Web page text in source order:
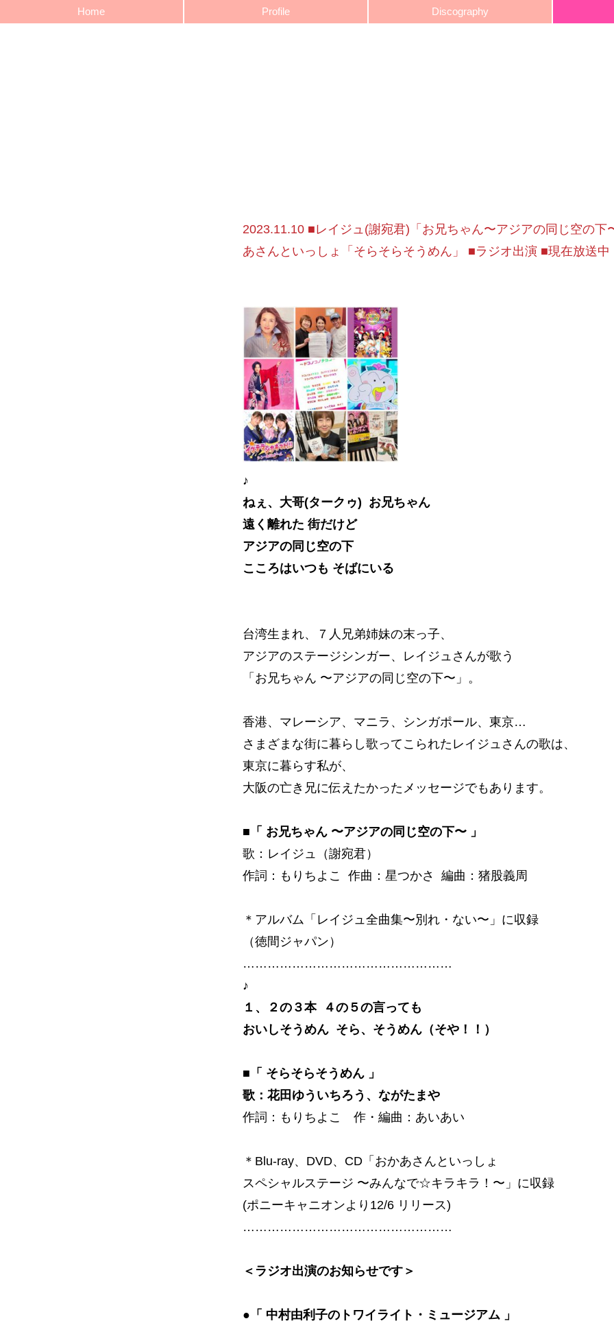
Home Profile Discography
2023.11.10 ■レイジュ(謝宛君)「お兄ちゃん〜アジアの同じ空の下
あさんといっしょ「そらそらそうめん」 ■ラジオ出演 ■現在放送中
♪
ねぇ、大哥(タークゥ) お兄ちゃん
遠く離れた 街だけど
アジアの同じ空の下
こころはいつも そばにいる
台湾生まれ、７人兄弟姉妹の末っ子、
アジアのステージシンガー、レイジュさんが歌う
「お兄ちゃん 〜アジアの同じ空の下〜」。
香港、マレーシア、マニラ、シンガポール、東京…
さまざまな街に暮らし歌ってこられたレイジュさんの歌は、
東京に暮らす私が、
大阪の亡き兄に伝えたかったメッセージでもあります。
■「 お兄ちゃん 〜アジアの同じ空の下〜 」
歌：レイジュ（謝宛君）
作詞：もりちよこ 作曲：星つかさ 編曲：猪股義周
＊アルバム「レイジュ全曲集〜別れ・ない〜」に収録
（徳間ジャパン）
……………………………………………
♪
１、２の３本 ４の５の言っても
おいしそうめん そら、そうめん（そや！！）
■「 そらそらそうめん 」
歌：花田ゆういちろう、ながたまや
作詞：もりちよこ 作・編曲：あいあい
＊Blu-ray、DVD、CD「おかあさんといっしょ
スペシャルステージ 〜みんなで☆キラキラ！〜」に収録
(ポニーキャニオンより12/6 リリース)
……………………………………………
＜ラジオ出演のお知らせです＞
●「 中村由利子のトワイライト・ミュージアム 」